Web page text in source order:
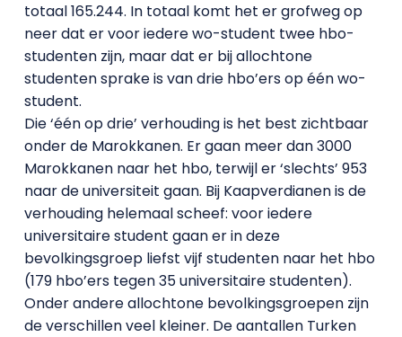
totaal 165.244. In totaal komt het er grofweg op
neer dat er voor iedere wo-student twee hbo-
studenten zijn, maar dat er bij allochtone
studenten sprake is van drie hbo’ers op één wo-
student.
Die ‘één op drie’ verhouding is het best zichtbaar
onder de Marokkanen. Er gaan meer dan 3000
Marokkanen naar het hbo, terwijl er ‘slechts’ 953
naar de universiteit gaan. Bij Kaapverdianen is de
verhouding helemaal scheef: voor iedere
universitaire student gaan er in deze
bevolkingsgroep liefst vijf studenten naar het hbo
(179 hbo’ers tegen 35 universitaire studenten).
Onder andere allochtone bevolkingsgroepen zijn
de verschillen veel kleiner. De aantallen Turken